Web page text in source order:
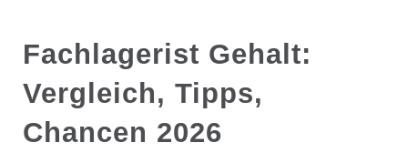
Fachlagerist Gehalt:
Vergleich, Tipps,
Chancen 2026